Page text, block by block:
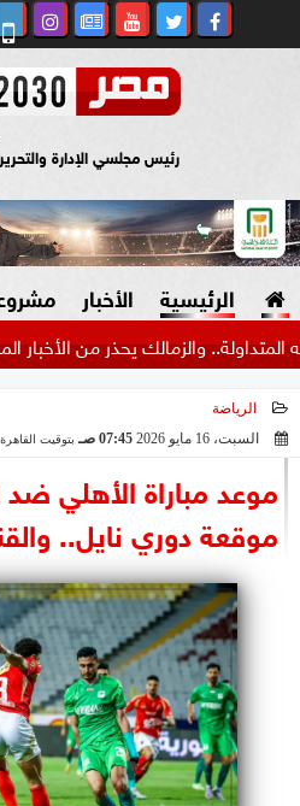
رئيس مجلسي الإدارة والتحرير
الرئيسية الأخبار
السياسة
الرئاسة
البرلمان
الوزارات
الأحزاب
والزمالك يحذر من الأخبار المفبركة
الرياضة
السبت، 16 مايو 2026
07:45 صـ بتوقيت القاهرة
موعد مباراة الأهلي
موقعة دوري نايل..